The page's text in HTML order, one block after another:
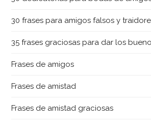
30 frases para amigos falsos y
35 frases graciosas para dar los
Frases de amigos
Frases de amistad
Frases de amistad graciosas